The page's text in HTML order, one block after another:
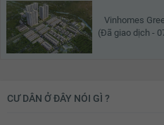
Vinhomes
(Đã giao dịch -
CƯ DÂN Ở ĐÂY NÓI GÌ ?